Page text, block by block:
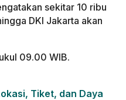
sekitar 10 ribu
DKI Jakarta akan
09.00 WIB.
Tiket, dan Daya